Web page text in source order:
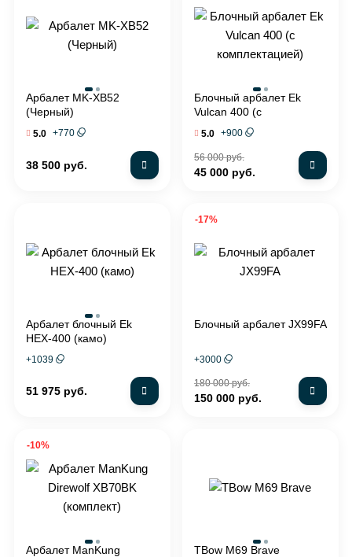
Арбалет MK-XB52
(Черный)
5.0 +770
38 500 руб.
Блочный арбалет Ek
Vulcan 400 (c
комплектацией)
5.0 +900
56 000 руб.
45 000 руб.
Арбалет блочный Ek
HEX-400 (камо)
+1039
51 975 руб.
-17%
Блочный арбалет JX99FA
+3000
180 000 руб.
150 000 руб.
-10%
Арбалет ManKung TBow M69 Brave